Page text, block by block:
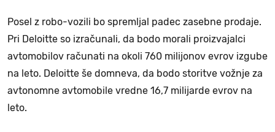
Posel z robo-vozili bo spremljal padec zasebne prodaje.
Pri Deloitte so izračunali, da bodo morali proizvajalci
avtomobilov računati na okoli 760 milijonov evrov izgube
na leto. Deloitte še domneva, da bodo storitve vožnje za
avtonomne avtomobile vredne 16,7 milijarde evrov na
leto.